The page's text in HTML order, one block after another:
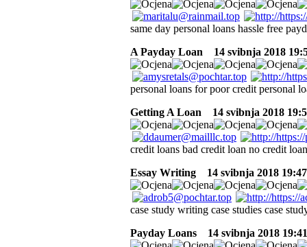
same day personal loans hassle free
A Payday Loan
14 svibnja 2018
personal loans for poor credit personal
Getting A Loan
14 svibnja 2018
credit loans bad credit loan no credit
Essay Writing
14 svibnja 2018
case study writing case studies case
Payday Loans
14 svibnja 2018